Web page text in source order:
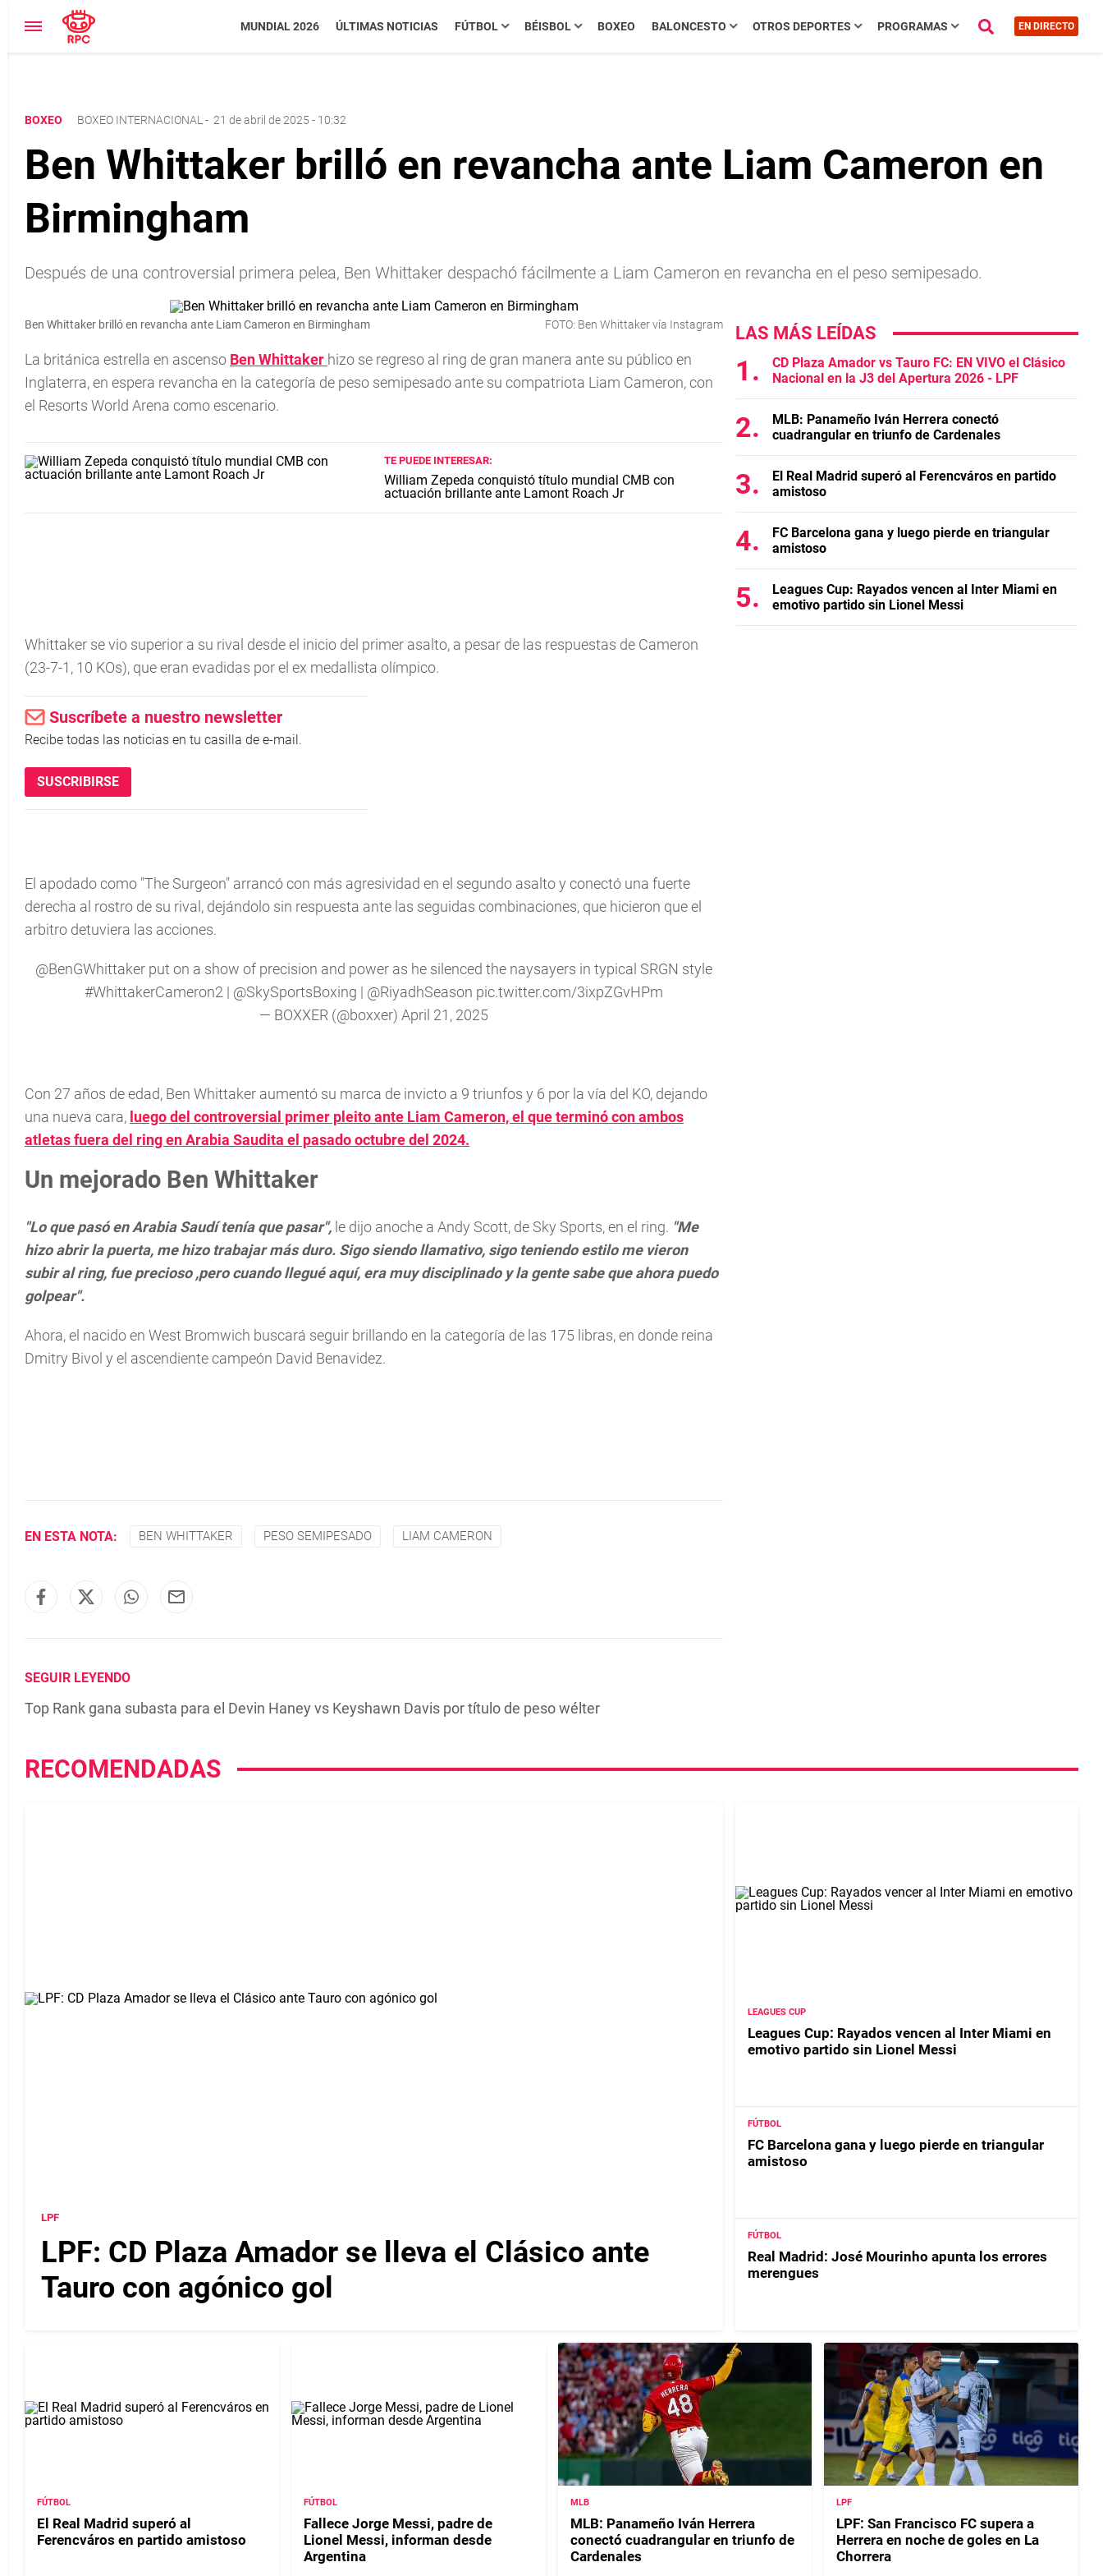
MUNDIAL 2026 ÚLTIMAS NOTICIAS FÚTBOL BÉISBOL BOXEO BALONCESTO OTROS DEPORTES PROGRAMAS EN DIRECTO
BOXEO BOXEO INTERNACIONAL - 21 de abril de 2025 - 10:32
Ben Whittaker brilló en revancha ante Liam Cameron en
Birmingham
Después de una controversial primera pelea, Ben Whittaker despachó fácilmente a Liam Cameron en revancha en el peso semipesado.
Ben Whittaker brilló en revancha ante Liam Cameron en Birmingham FOTO: Ben Whittaker vía Instagram
La británica estrella en ascenso Ben Whittaker hizo se regreso al ring de gran manera ante su público en
Inglaterra, en espera revancha en la categoría de peso semipesado ante su compatriota Liam Cameron, con
el Resorts World Arena como escenario.
TE PUEDE INTERESAR:
William Zepeda conquistó título mundial CMB con
actuación brillante ante Lamont Roach Jr
Whittaker se vio superior a su rival desde el inicio del primer asalto, a pesar de las respuestas de Cameron
(23-7-1, 10 KOs), que eran evadidas por el ex medallista olímpico.
Suscríbete a nuestro newsletter
Recibe todas las noticias en tu casilla de e-mail.
SUSCRIBIRSE
El apodado como "The Surgeon" arrancó con más agresividad en el segundo asalto y conectó una fuerte
derecha al rostro de su rival, dejándolo sin respuesta ante las seguidas combinaciones, que hicieron que el
arbitro detuviera las acciones.
@BenGWhittaker put on a show of precision and power as he silenced the naysayers in typical SRGN style
#WhittakerCameron2 | @SkySportsBoxing | @RiyadhSeason pic.twitter.com/3ixpZGvHPm
— BOXXER (@boxxer) April 21, 2025
Con 27 años de edad, Ben Whittaker aumentó su marca de invicto a 9 triunfos y 6 por la vía del KO, dejando
una nueva cara, luego del controversial primer pleito ante Liam Cameron, el que terminó con ambos
atletas fuera del ring en Arabia Saudita el pasado octubre del 2024.
Un mejorado Ben Whittaker
"Lo que pasó en Arabia Saudí tenía que pasar", le dijo anoche a Andy Scott, de Sky Sports, en el ring. "Me
hizo abrir la puerta, me hizo trabajar más duro. Sigo siendo llamativo, sigo teniendo estilo me vieron
subir al ring, fue precioso ,pero cuando llegué aquí, era muy disciplinado y la gente sabe que ahora puedo
golpear".
Ahora, el nacido en West Bromwich buscará seguir brillando en la categoría de las 175 libras, en donde reina
Dmitry Bivol y el ascendiente campeón David Benavidez.
EN ESTA NOTA: BEN WHITTAKER PESO SEMIPESADO LIAM CAMERON
SEGUIR LEYENDO
Top Rank gana subasta para el Devin Haney vs Keyshawn Davis por título de peso wélter
LAS MÁS LEÍDAS
CD Plaza Amador vs Tauro FC: EN VIVO el Clásico
Nacional en la J3 del Apertura 2026 - LPF
MLB: Panameño Iván Herrera conectó
cuadrangular en triunfo de Cardenales
El Real Madrid superó al Ferencváros en partido
amistoso
FC Barcelona gana y luego pierde en triangular
amistoso
Leagues Cup: Rayados vencen al Inter Miami en
emotivo partido sin Lionel Messi
RECOMENDADAS
LPF
LPF: CD Plaza Amador se lleva el Clásico ante
Tauro con agónico gol
LEAGUES CUP
Leagues Cup: Rayados vencen al Inter Miami en
emotivo partido sin Lionel Messi
FÚTBOL
FC Barcelona gana y luego pierde en triangular
amistoso
FÚTBOL
Real Madrid: José Mourinho apunta los errores
merengues
FÚTBOL
El Real Madrid superó al
Ferencváros en partido amistoso
FÚTBOL
Fallece Jorge Messi, padre de
Lionel Messi, informan desde
Argentina
MLB
MLB: Panameño Iván Herrera
conectó cuadrangular en triunfo de
Cardenales
LPF
LPF: San Francisco FC supera a
Herrera en noche de goles en La
Chorrera